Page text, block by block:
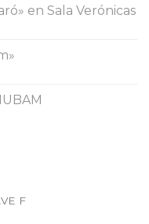
en Sala Verónicas
F